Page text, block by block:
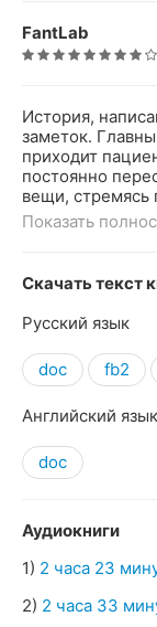
FantLab
История,
заметок.
приходит
постоянно
вещи, стремясь
Показать
Скачать текст
Русский язык
doc fb2
Английский язык
doc
Аудиокниги
1) 2 часа 23
2) 2 часа 33